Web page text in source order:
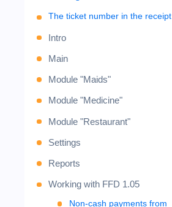
The ticket number in the receipt
Intro
Main
Module "Maids"
Module "Medicine"
Module "Restaurant"
Settings
Reports
Working with FFD 1.05
Non-cash payments from